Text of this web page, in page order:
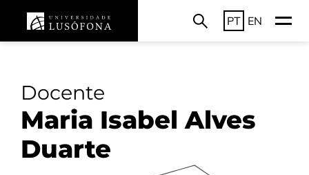
PT EN
Docente
Maria Isabel Alves
Duarte